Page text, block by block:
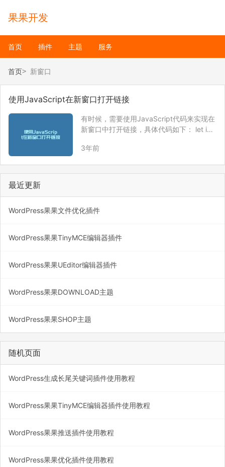
果果开发
首页 插件 主题 服务
首页 新窗口
使用JavaScript在新窗口打开链接
有时候，需要使用JavaScript代码来实现在
新窗口中打开链接，具体代码如下： let id
ment(“a”); a.setAttribute(“hre…
3年前
最近更新
WordPress果果文件优化插件
WordPress果果TinyMCE编辑器插件
WordPress果果UEditor编辑器插件
WordPress果果DOWNLOAD主题
WordPress果果SHOP主题
随机页面
WordPress生成长尾关键词插件使用教程
WordPress果果TinyMCE编辑器插件使用教程
WordPress果果推送插件使用教程
WordPress果果优化插件使用教程